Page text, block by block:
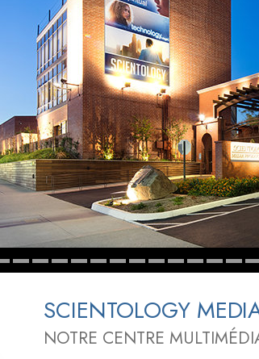
Qu’est-ce que la grandeur ?
SCIENTOLOGY
NOTRE CENTRE